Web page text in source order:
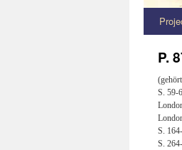
Zum
springen
P.
S. 59-
S.
S.